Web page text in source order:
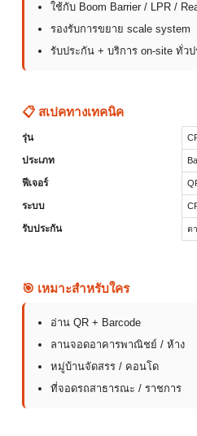
ใช้กับ Boom Barrier / LPR /
รองรับการขยาย scale system
รับประกัน + บริการ on-site ทั่วป
📋 สเปคทางเทคนิค
รุ่น
ประเภท
ฟีเจอร์
ระบบ
รับประกัน ต
🎯 เหมาะสำหรับใคร
อ่าน QR + Barcode
ลานจอดอาคารพาณิชย์ / ห้าง
หมู่บ้านจัดสรร / คอนโด
ที่จอดรถสาธารณะ / ราชการ